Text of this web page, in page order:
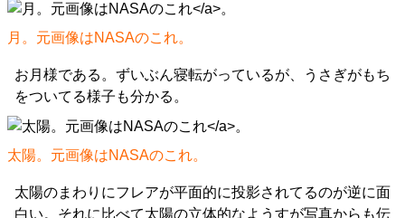
月。元画像はNASAのこれ。
お月様である。ずいぶん寝転がっているが、うさぎがもち
をついてる様子も分かる。
太陽。元画像はNASAのこれ。
太陽のまわりにフレアが平面的に投影されてるのが逆に面
白い。それに比べて太陽の立体的なようすが写真からも伝